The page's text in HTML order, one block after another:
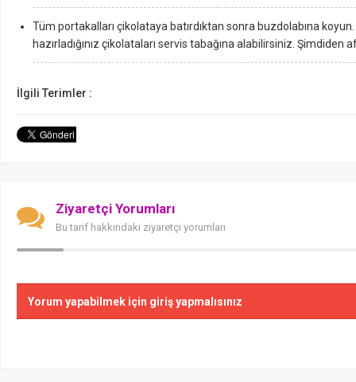
Tüm portakalları çikolataya batırdıktan sonra buzdolabına
hazırladığınız çikolataları servis tabağına alabilirsiniz. Şimdiden
İlgili Terimler :
Ziyaretçi Yorumları
Bu tarif hakkındaki ziyaretçi yorumları
Yorum yapabilmek için giriş yapmalısınız